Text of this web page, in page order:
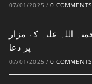
07/01/2025 / 0 COMMENTS
اللہ علیہ کے مزار
پر دعا
07/01/2025 / 0 COMMENTS